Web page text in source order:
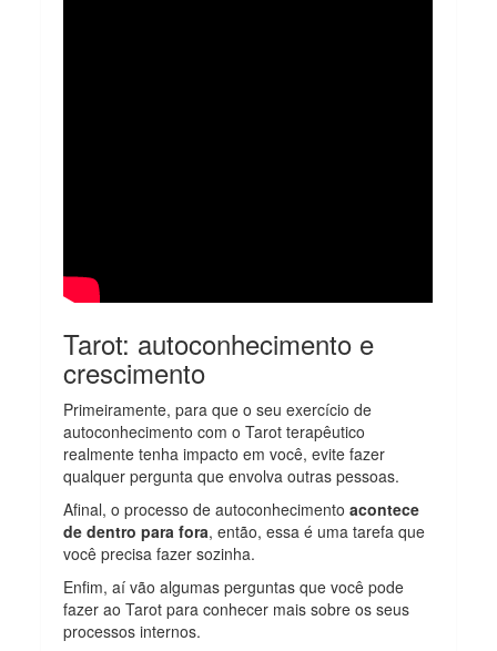
Tarot: autoconhecimento e
crescimento
Primeiramente, para que o seu exercício de
autoconhecimento com o Tarot terapêutico
realmente tenha impacto em você, evite fazer
qualquer pergunta que envolva outras pessoas.
Afinal, o processo de autoconhecimentoacontece
de dentro para fora, então, essa é uma tarefa que
você precisa fazer sozinha.
Enfim, aí vão algumas perguntas que você pode
fazer ao Tarot para conhecer mais sobre os seus
processos internos.